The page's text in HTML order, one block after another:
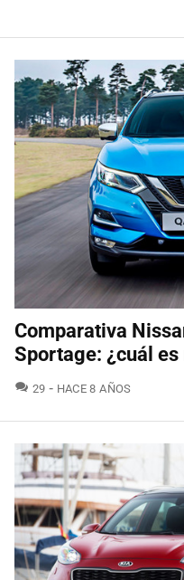
Comparativa
Sportage: ¿cuál
29 COMENTARIOS
HACE 8 AÑOS